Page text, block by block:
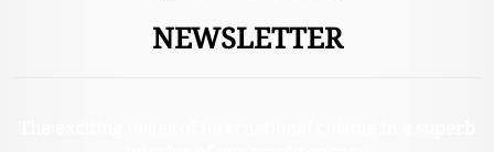
NEWSLETTER